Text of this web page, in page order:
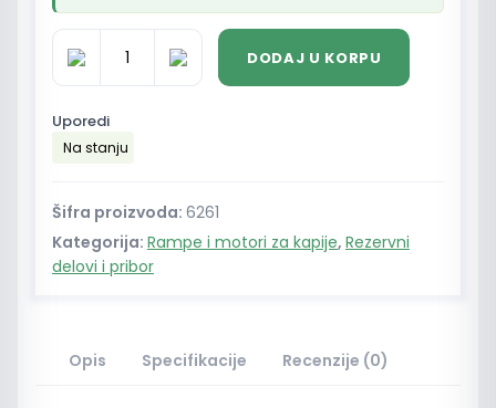
Trafo
za
B70/2DHCP,
količina
DODAJ U KORPU
Uporedi
Na stanju
Šifra proizvoda: 6261
Kategorija: Rampe i motori za kapije, Rezervni
delovi i pribor
Opis Specifikacije Recenzije (0)